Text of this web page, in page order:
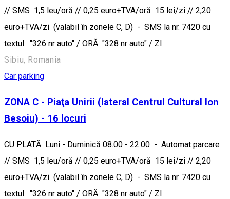
// SMS 1,5 leu/oră // 0,25 euro+TVA/oră 15 lei/zi // 2,20
euro+TVA/zi (valabil în zonele C, D) - SMS la nr. 7420 cu
textul: "326 nr auto" / ORĂ "328 nr auto" / ZI
Sibiu, Romania
Car parking
ZONA C - Piaţa Unirii (lateral Centrul Cultural Ion
Besoiu) - 16 locuri
CU PLATĂ Luni - Duminică 08.00 - 22:00 - Automat parcare
// SMS 1,5 leu/oră // 0,25 euro+TVA/oră 15 lei/zi // 2,20
euro+TVA/zi (valabil în zonele C, D) - SMS la nr. 7420 cu
textul: "326 nr auto" / ORĂ "328 nr auto" / ZI